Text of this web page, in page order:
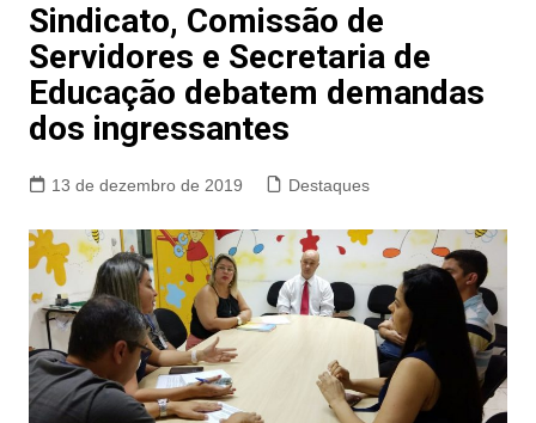
Sindicato, Comissão de
Servidores e Secretaria de
Educação debatem demandas
dos ingressantes
13 de dezembro de 2019 Destaques